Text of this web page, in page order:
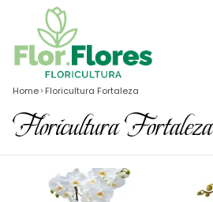
Home Floricultura Fortaleza
Floricultura Fortaleza